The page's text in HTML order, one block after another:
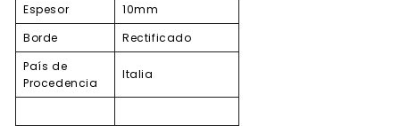
Espesor
10mm
Borde
Rectificado
País de
Procedencia
Italia